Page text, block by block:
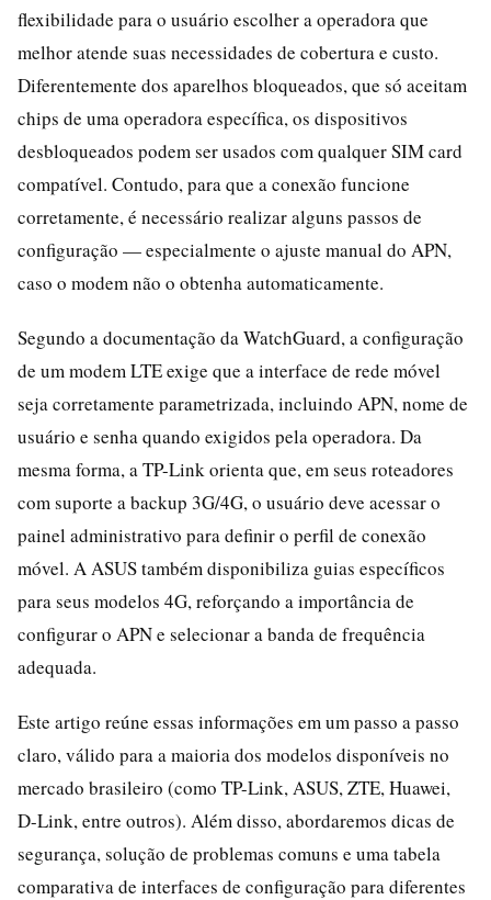
flexibilidade para o usuário escolher a operadora que
melhor atende suas necessidades de cobertura e custo.
Diferentemente dos aparelhos bloqueados, que só aceitam
chips de uma operadora específica, os dispositivos
desbloqueados podem ser usados com qualquer SIM card
compatível. Contudo, para que a conexão funcione
corretamente, é necessário realizar alguns passos de
configuração — especialmente o ajuste manual do APN,
caso o modem não o obtenha automaticamente.
Segundo a documentação da WatchGuard, a configuração
de um modem LTE exige que a interface de rede móvel
seja corretamente parametrizada, incluindo APN, nome de
usuário e senha quando exigidos pela operadora. Da
mesma forma, a TP-Link orienta que, em seus roteadores
com suporte a backup 3G/4G, o usuário deve acessar o
painel administrativo para definir o perfil de conexão
móvel. A ASUS também disponibiliza guias específicos
para seus modelos 4G, reforçando a importância de
configurar o APN e selecionar a banda de frequência
adequada.
Este artigo reúne essas informações em um passo a passo
claro, válido para a maioria dos modelos disponíveis no
mercado brasileiro (como TP-Link, ASUS, ZTE, Huawei,
D-Link, entre outros). Além disso, abordaremos dicas de
segurança, solução de problemas comuns e uma tabela
comparativa de interfaces de configuração para diferentes